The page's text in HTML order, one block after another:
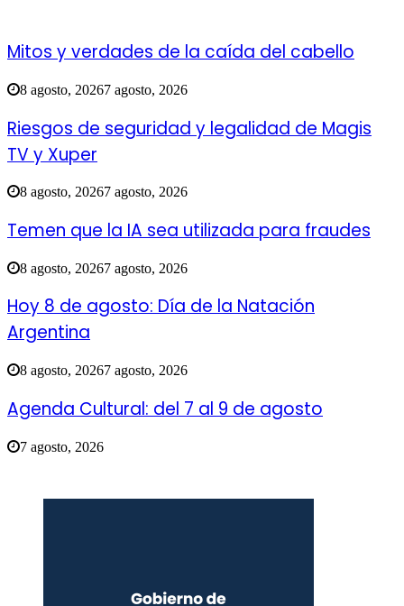
Mitos y verdades de la caída del cabello
8 agosto, 20267 agosto, 2026
Riesgos de seguridad y legalidad de Magis
TV y Xuper
8 agosto, 20267 agosto, 2026
Temen que la IA sea utilizada para fraudes
8 agosto, 20267 agosto, 2026
Hoy 8 de agosto: Día de la Natación
Argentina
8 agosto, 20267 agosto, 2026
Agenda Cultural: del 7 al 9 de agosto
7 agosto, 2026